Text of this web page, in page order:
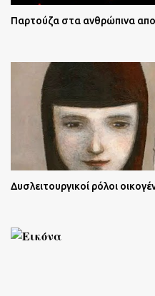
Παρτούζα στα ανθρώπινα
Δυσλειτουργικοί ρόλοι